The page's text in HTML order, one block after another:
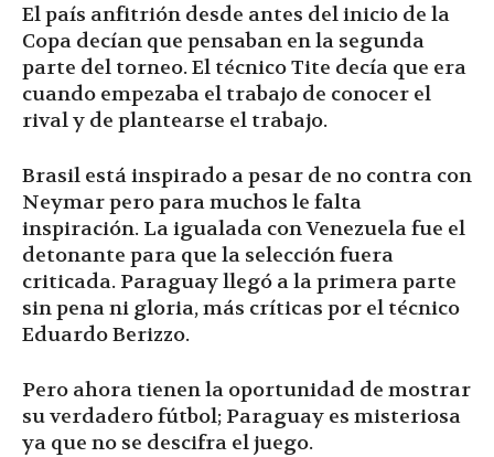
El país anfitrión desde antes del inicio de la
Copa decían que pensaban en la segunda
parte del torneo. El técnico Tite decía que era
cuando empezaba el trabajo de conocer el
rival y de plantearse el trabajo.
Brasil está inspirado a pesar de no contra con
Neymar pero para muchos le falta
inspiración. La igualada con Venezuela fue el
detonante para que la selección fuera
criticada. Paraguay llegó a la primera parte
sin pena ni gloria, más críticas por el técnico
Eduardo Berizzo.
Pero ahora tienen la oportunidad de mostrar
su verdadero fútbol; Paraguay es misteriosa
ya que no se descifra el juego.